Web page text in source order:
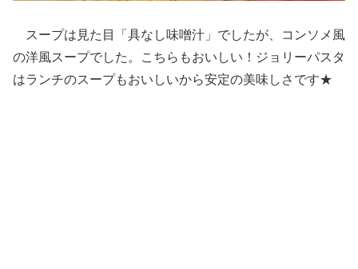
スープは見た目「具なし味噌汁」でしたが、コンソメ風
の洋風スープでした。こちらもおいしい！ジョリーパスタ
はランチのスープもおいしいから安定の美味しさです★